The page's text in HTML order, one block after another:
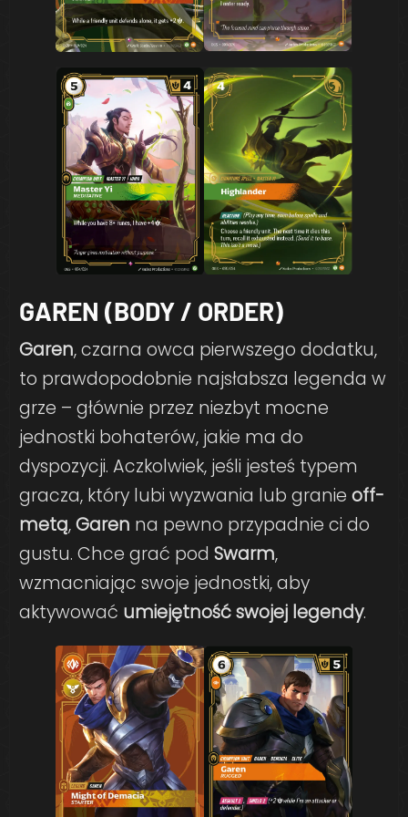
GAREN (BODY / ORDER)
Garen, czarna owca pierwszego dodatku,
to prawdopodobnie najsłabsza legenda w
grze – głównie przez niezbyt mocne
jednostki bohaterów, jakie ma do
dyspozycji. Aczkolwiek, jeśli jesteś typem
gracza, który lubi wyzwania lub granie off-
metą,Garen na pewno przypadnie ci do
gustu. Chce grać pod Swarm,
wzmacniając swoje jednostki, aby
aktywować umiejętność swojej legendy.